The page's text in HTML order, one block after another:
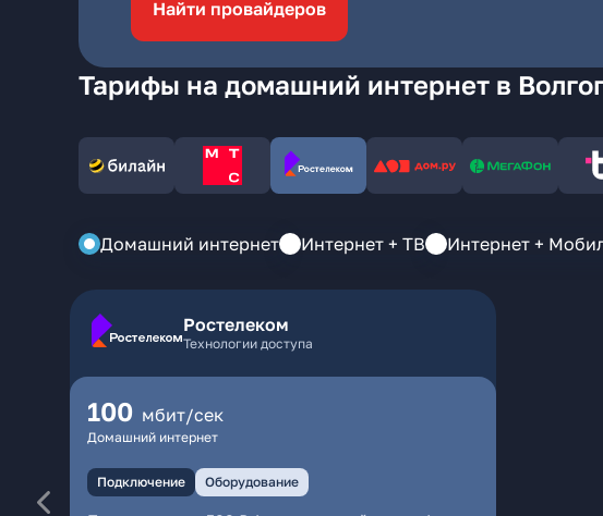
Найти провайдеров
Тарифы на домашний интернет в
Домашний интернет Интернет + ТВ Интернет +
Ростелеком
Технологии доступа
100 мбит/сек
Домашний интернет
Подключение Оборудование